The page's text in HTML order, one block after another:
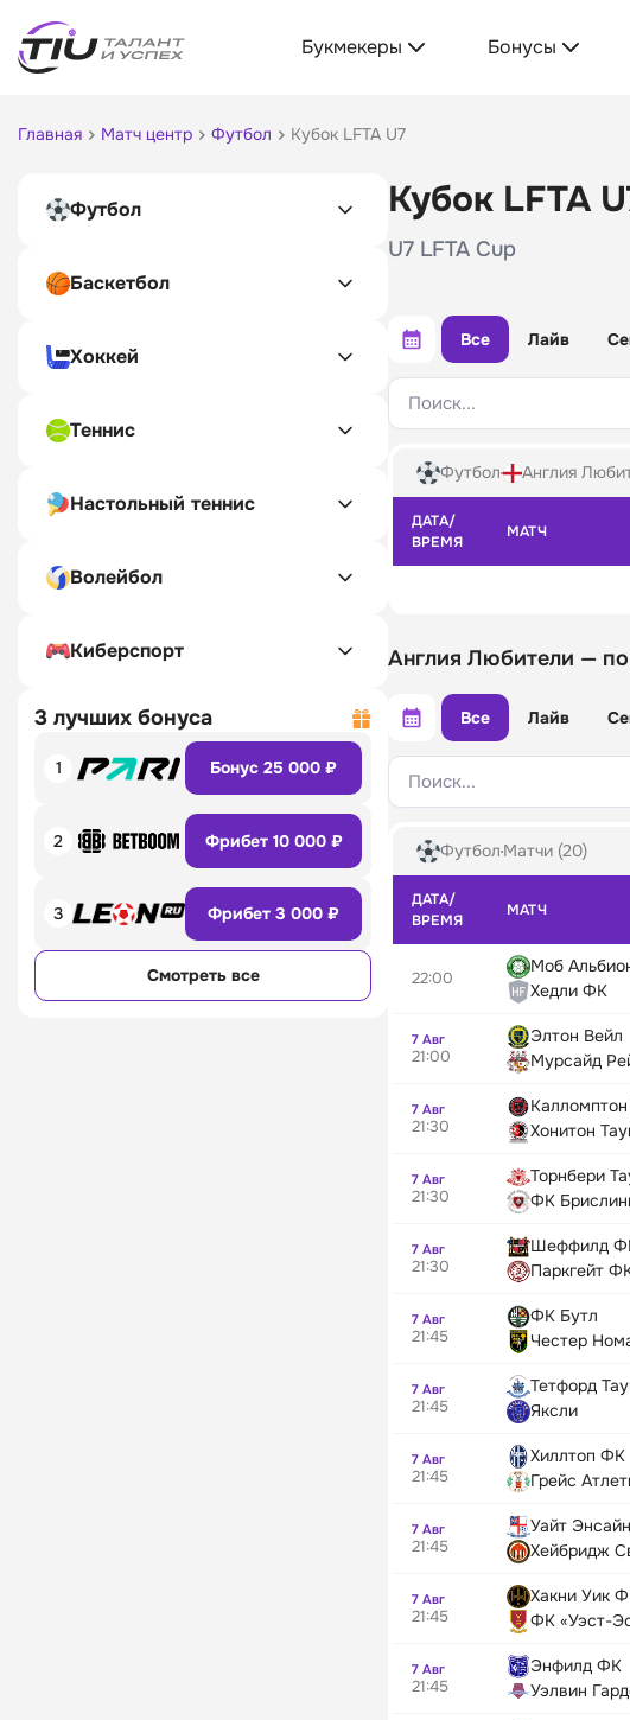
Букмекеры Бонусы
Главная Матч центр Футбол Кубок LFTA U7
Футбол
Баскетбол
Хоккей
Теннис
Настольный теннис
Волейбол
Киберспорт
3 лучших бонуса
1 Бонус 25 000 ₽
2 Фрибет 10 000 ₽
3 Фрибет 3 000 ₽
Смотреть все
Кубок LFTA
U7 LFTA Cup
Все Лайв
Поиск...
Футбол Англия
ДАТА/
ВРЕМЯ
МАТЧ
Англия Любители —
Все Лайв
Поиск...
Футбол Матчи (20)
ДАТА/
ВРЕМЯ
МАТЧ
22:00
Моб
Хедли ФК
7 Авг
21:00
Элтон Вейл
Мурсайд
7 Авг
21:30
Хонитон
7 Авг
21:30
Торнбери
ФК
7 Авг
21:30
Шеффилд
Паркгейт
7 Авг
21:45
ФК Бутл
Честер
7 Авг
21:45
Тетфорд
Яксли
7 Авг
21:45
Хиллтоп ФК
Грейс
7 Авг
21:45
Уайт
Хейбридж
7 Авг
21:45
Хакни Уик
ФК «Уэст-
7 Авг
21:45
Энфилд ФК
Уэлвин